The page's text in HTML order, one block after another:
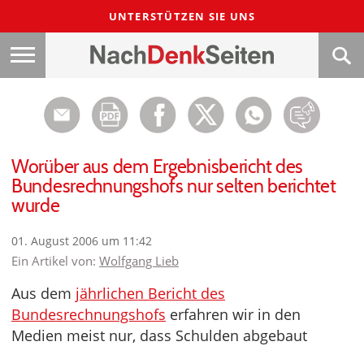
UNTERSTÜTZEN SIE UNS
Worüber aus dem Ergebnisbericht des
Bundesrechnungshofs nur selten berichtet
wurde
01. August 2006 um 11:42
Ein Artikel von: Wolfgang Lieb
Aus dem jährlichen Bericht des
Bundesrechnungshofs erfahren wir in den
Medien meist nur, dass Schulden abgebaut